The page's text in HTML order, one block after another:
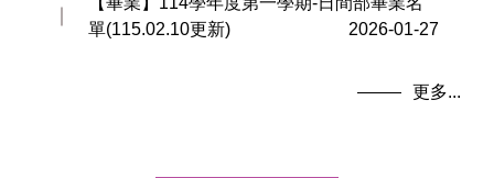
單(115.02.10更新)
2026-01-27
更多...